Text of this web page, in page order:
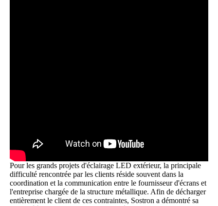
Pour les grands projets d'éclairage LED extérieur, la principale
difficulté rencontrée par les clients réside souvent dans la
coordination et la communication entre le fournisseur d'écrans et
l'entreprise chargée de la structure métallique. Afin de décharger
entièrement le client de ces contraintes, Sostron a démontré sa